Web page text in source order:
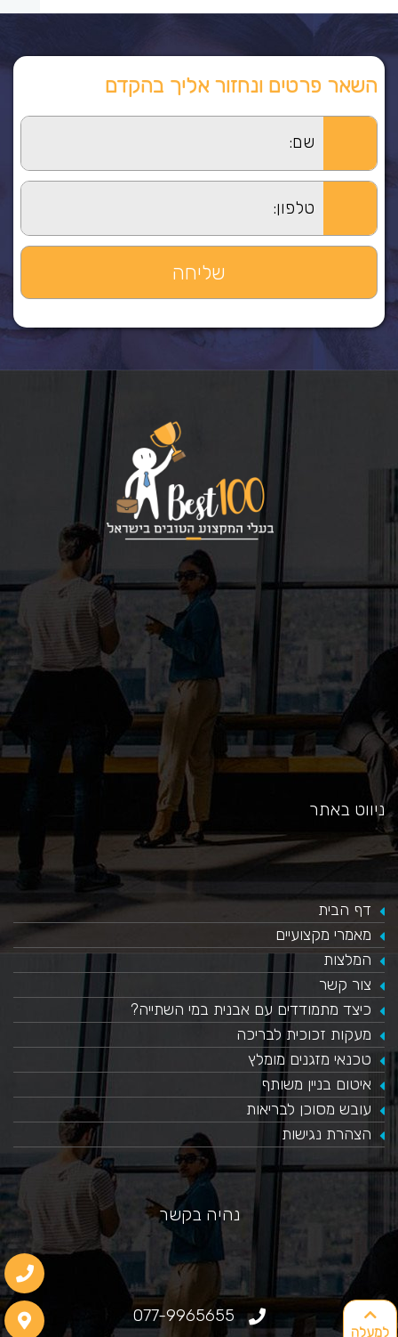
למעלה
השאר פרטים ונחזור אליך בהקדם
ניווט באתר
דף הבית
מאמרי מקצועיים
המלצות
צור קשר
כיצד מתמודדים עם אבנית במי השתייה?
​מעקות זכוכית לבריכה
טכנאי מזגנים מומלץ
איטום בניין משותף
עובש מסוכן לבריאות
הצהרת נגישות
נהיה בקשר
077-9965655